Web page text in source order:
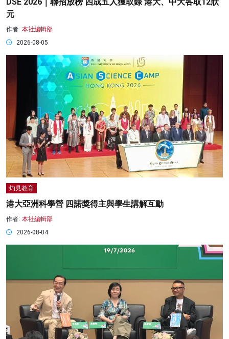
元
作者: 本社編輯部
2026-08-05
灼見教育
港大亞洲科學營 四諾獎得主與學生講解互動
作者: 本社編輯部
2026-08-04